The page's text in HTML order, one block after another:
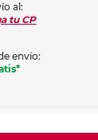
al:
tu CP
envío: